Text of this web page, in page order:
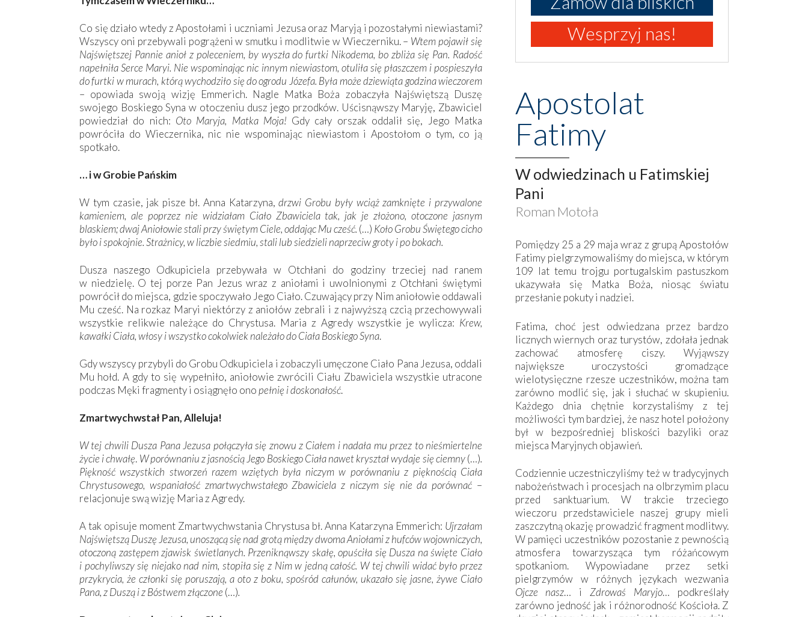
Co się działo wtedy z Apostołami i uczniami Jezusa oraz Maryją i pozostałymi niewiastami?
Wszyscy oni przebywali pogrążeni w smutku i modlitwie w Wieczerniku. – Wtem pojawił się
Najświętszej Pannie anioł z poleceniem, by wyszła do furtki Nikodema, bo zbliża się Pan. Radość
napełniła Serce Maryi. Nie wspominając nic innym niewiastom, otuliła się płaszczem i pospieszyła
do furtki w murach, którą wychodziło się do ogrodu Józefa. Była może dziewiąta godzina wieczorem
– opowiada swoją wizję Emmerich. Nagle Matka Boża zobaczyła Najświętszą Duszę
swojego Boskiego Syna w otoczeniu dusz jego przodków. Uścisnąwszy Maryję, Zbawiciel
powiedział do nich: Oto Maryja, Matka Moja! Gdy cały orszak oddalił się, Jego Matka
powróciła do Wieczernika, nic nie wspominając niewiastom i Apostołom o tym, co ją
spotkało.
… i w Grobie Pańskim
W tym czasie, jak pisze bł. Anna Katarzyna,drzwi Grobu były wciąż zamknięte i przywalone
kamieniem, ale poprzez nie widziałam Ciało Zbawiciela tak, jak je złożono, otoczone jasnym
blaskiem; dwaj Aniołowie stali przy świętym Ciele, oddając Mu cześć. (…) Koło Grobu Świętego cicho
było i spokojnie. Strażnicy, w liczbie siedmiu, stali lub siedzieli naprzeciw groty i po bokach.
Dusza naszego Odkupiciela przebywała w Otchłani do godziny trzeciej nad ranem
w niedzielę. O tej porze Pan Jezus wraz z aniołami i uwolnionymi z Otchłani świętymi
powrócił do miejsca, gdzie spoczywało Jego Ciało. Czuwający przy Nim aniołowie oddawali
Mu cześć. Na rozkaz Maryi niektórzy z aniołów zebrali i z najwyższą czcią przechowywali
wszystkie relikwie należące do Chrystusa. Maria z Agredy wszystkie je wylicza: Krew,
kawałki Ciała, włosy i wszystko cokolwiek należało do Ciała Boskiego Syna.
Gdy wszyscy przybyli do Grobu Odkupiciela i zobaczyli umęczone Ciało Pana Jezusa, oddali
Mu hołd. A gdy to się wypełniło, aniołowie zwrócili Ciału Zbawiciela wszystkie utracone
podczas Męki fragmenty i osiągnęło ono pełnię i doskonałość.
Zmartwychwstał Pan, Alleluja!
W tej chwili Dusza Pana Jezusa połączyła się znowu z Ciałem i nadała mu przez to nieśmiertelne
życie i chwałę. W porównaniu z jasnością Jego Boskiego Ciała nawet kryształ wydaje się ciemny(…).
Piękność wszystkich stworzeń razem wziętych była niczym w porównaniu z pięknością Ciała
Chrystusowego, wspaniałość zmartwychwstałego Zbawiciela z niczym się nie da porównać –
relacjonuje swą wizję Maria z Agredy.
A tak opisuje moment Zmartwychwstania Chrystusa bł. Anna Katarzyna Emmerich: Ujrzałam
Najświętszą Duszę Jezusa, unoszącą się nad grotą między dwoma Aniołami z hufców wojowniczych,
otoczoną zastępem zjawisk świetlanych. Przeniknąwszy skałę, opuściła się Dusza na święte Ciało
i pochyliwszy się niejako nad nim, stopiła się z Nim w jedną całość. W tej chwili widać było przez
przykrycia, że członki się poruszają, a oto z boku, spośród całunów, ukazało się jasne, żywe Ciało
Pana, z Duszą i z Bóstwem złączone (…).
Wesprzyj nas!
Apostolat
Fatimy
W odwiedzinach u Fatimskiej
Pani
Roman Motoła
Pomiędzy 25 a 29 maja wraz z grupą Apostołów
Fatimy pielgrzymowaliśmy do miejsca, w którym
109 lat temu trojgu portugalskim pastuszkom
ukazywała się Matka Boża, niosąc światu
przesłanie pokuty i nadziei.
Fatima, choć jest odwiedzana przez bardzo
licznych wiernych oraz turystów, zdołała jednak
zachować atmosferę ciszy. Wyjąwszy
największe uroczystości gromadzące
wielotysięczne rzesze uczestników, można tam
zarówno modlić się, jak i słuchać w skupieniu.
Każdego dnia chętnie korzystaliśmy z tej
możliwości tym bardziej, że nasz hotel położony
był w bezpośredniej bliskości bazyliki oraz
miejsca Maryjnych objawień.
Codziennie uczestniczyliśmy też w tradycyjnych
nabożeństwach i procesjach na olbrzymim placu
przed sanktuarium. W trakcie trzeciego
wieczoru przedstawiciele naszej grupy mieli
zaszczytną okazję prowadzić fragment modlitwy.
W pamięci uczestników pozostanie z pewnością
atmosfera towarzysząca tym różańcowym
spotkaniom. Wypowiadane przez setki
pielgrzymów w różnych językach wezwania
Ojcze nasz… i Zdrowaś Maryjo… podkreślały
zarówno jedność jak i różnorodność Kościoła. Z